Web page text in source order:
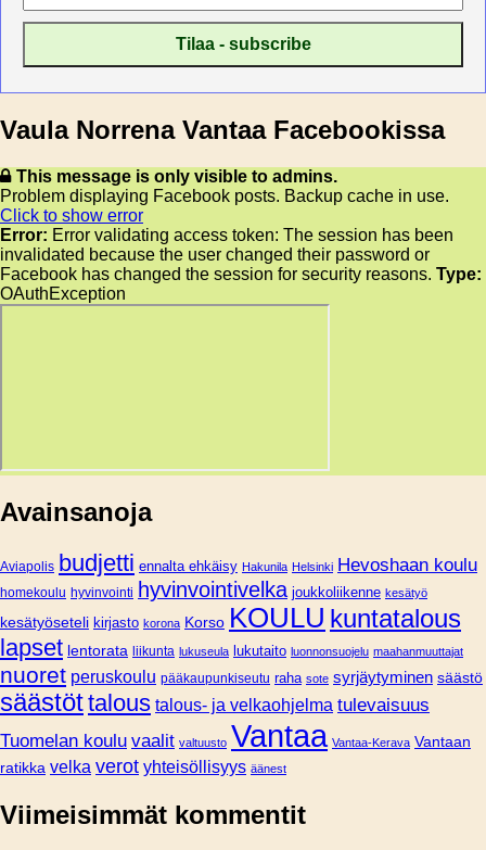
Vaula Norrena Vantaa Facebookissa
This message is only visible to admins.
Problem displaying Facebook posts. Backup cache in use.
Click to show error
Error: Error validating access token: The session has been
invalidated because the user changed their password or
Facebook has changed the session for security reasons. Type:
OAuthException
Avainsanoja
Aviapolis budjetti ennalta ehkäisy Hakunila Helsinki Hevoshaan koulu
homekoulu hyvinvointi hyvinvointivelka joukkoliikenne kesätyö
kesätyöseteli kirjasto korona Korso KOULU kuntatalous
lapset lentorata liikunta lukuseula lukutaito luonnonsuojelu maahanmuuttajat
nuoret peruskoulu pääkaupunkiseutu raha sote syrjäytyminen säästö
säästöttalous talous- ja velkaohjelma tulevaisuus
Tuomelan koulu vaalit valtuusto Vantaa Vantaa-Kerava Vantaan
ratikka velka verot yhteisöllisyys äänest
Viimeisimmät kommentit